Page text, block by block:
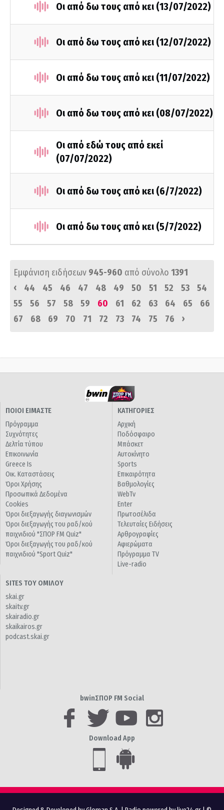
Οι από δω τους από κει (13/07/2022)
Οι από δω τους από κει (12/07/2022)
Οι από δω τους από κει (11/07/2022)
Οι από δω τους από κει (08/07/2022)
Οι από εδώ τους από εκεί
(07/07/2022)
Οι από δω τους από κει (6/7/2022)
Οι από δω τους από κει (5/7/2022)
Εμφάνιση ειδήσεων 945-960 από σύνολο 1391
‹
44 45 46 47 48 49 50 51 52 53
54
55
56 57 58 59 60 61 62 63 64 65
66
67
68 69 70 71 72 73 74 75 76 ›
ΠΟΙΟΙ ΕΙΜΑΣΤΕ
Πρόγραμμα
Συχνότητες
Δελτία τύπου
Επικοινωνία
Greece Is
Οικ. Καταστάσεις
Όροι Χρήσης
Προσωπικά Δεδομένα
Cookies
Όροι διεξαγωγής διαγωνισμών
Όροι διεξαγωγής του ραδ/κού
παιχνιδιού "ΣΠΟΡ FM Quiz"
Όροι διεξαγωγής του ραδ/κού
παιχνιδιού "Sport Quiz"
ΚΑΤΗΓΟΡΙΕΣ
Αρχική
Ποδόσφαιρο
Μπάσκετ
Αυτοκίνητο
Sports
Επικαιρότητα
Βαθμολογίες
WebTv
Enter
Πρωτοσέλιδα
Τελευταίες Ειδήσεις
Αρθρογραφίες
Αφιερώματα
Πρόγραμμα TV
Live-radio
SITES ΤΟΥ ΟΜΙΛΟΥ
skai.gr
skaitv.gr
skairadio.gr
skaikairos.gr
podcast.skai.gr
bwinΣΠΟΡ FM Social
Download App